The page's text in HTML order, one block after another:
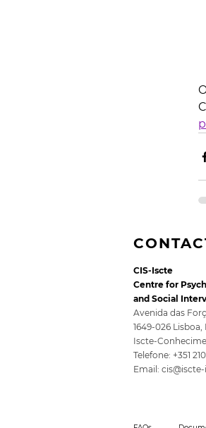
CIS-Iscte
Centre for
and Social
Avenida das
1649-026 Lisboa,
Iscte-
Telefone: +351
Email: